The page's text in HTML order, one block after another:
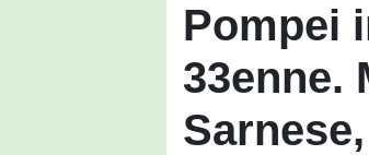
Pompei
33enne.